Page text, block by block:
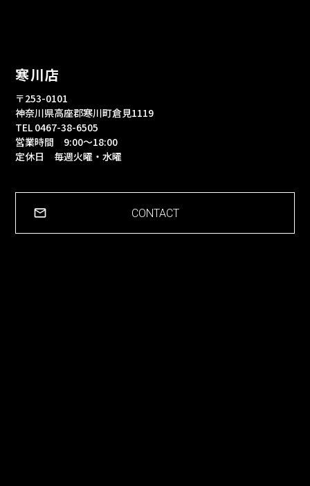
寒川店
〒253-0101
神奈川県高座郡寒川町倉見1119
TEL 0467-38-6505
営業時間 9:00～18:00
定休日 毎週火曜・水曜
CONTACT